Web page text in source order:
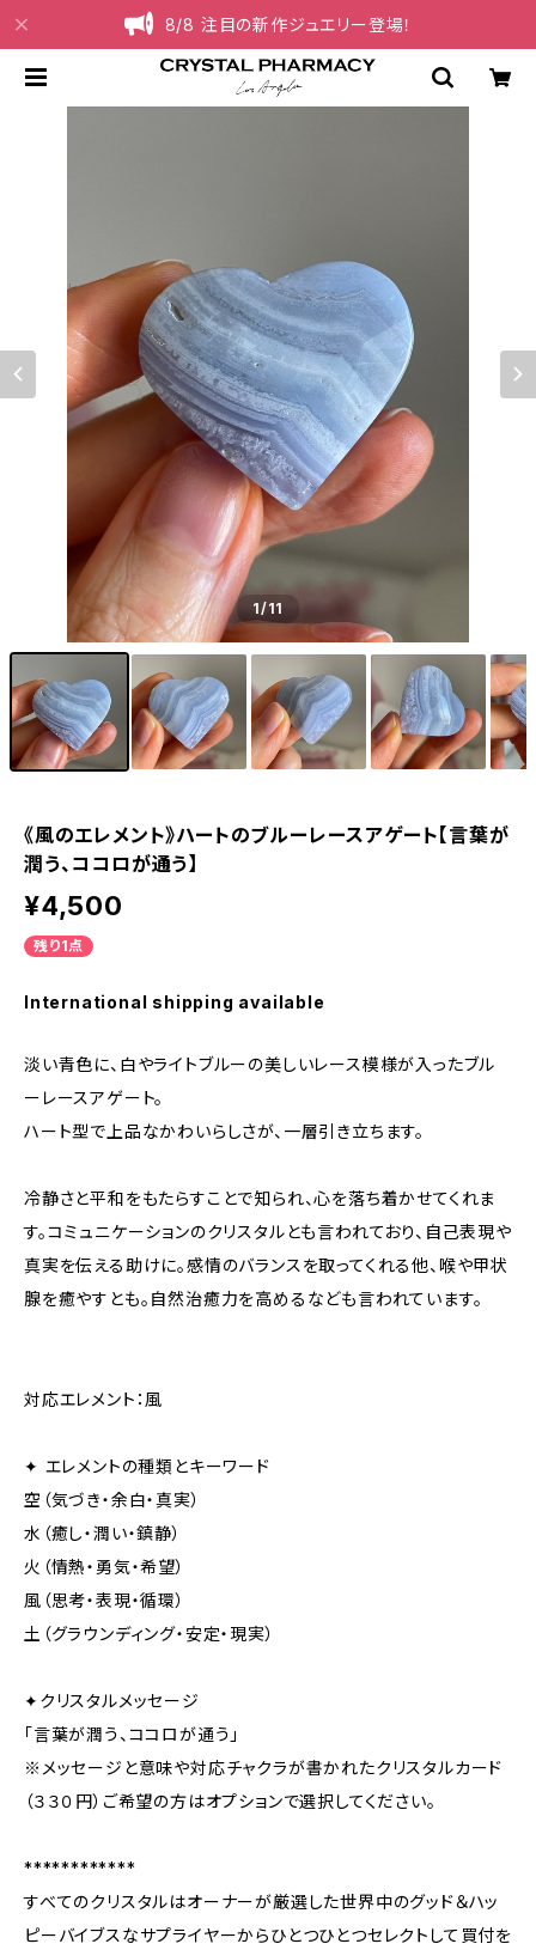
8/8 注目の新作ジュエリー登場！
1/11
《風のエレメント》ハートのブルーレースアゲート【言葉が
潤う、ココロが通う】
¥4,500
残り1点
International shipping available
淡い青色に、白やライトブルーの美しいレース模様が入ったブル
ーレースアゲート。
ハート型で上品なかわいらしさが、一層引き立ちます。
冷静さと平和をもたらすことで知られ、心を落ち着かせてくれま
す。コミュニケーションのクリスタルとも言われており、自己表現や
真実を伝える助けに。感情のバランスを取ってくれる他、喉や甲状
腺を癒やすとも。自然治癒力を高めるなども言われています。
対応エレメント：風
✦ エレメントの種類とキーワード
空（気づき・余白・真実）
水（癒し・潤い・鎮静）
火（情熱・勇気・希望）
風（思考・表現・循環）
土（グラウンディング・安定・現実）
✦クリスタルメッセージ
「言葉が潤う、ココロが通う」
※メッセージと意味や対応チャクラが書かれたクリスタルカード
（３３０円）ご希望の方はオプションで選択してください。
************
すべてのクリスタルはオーナーが厳選した世界中のグッド＆ハッ
ピーバイブスなサプライヤーからひとつひとつセレクトして買付を